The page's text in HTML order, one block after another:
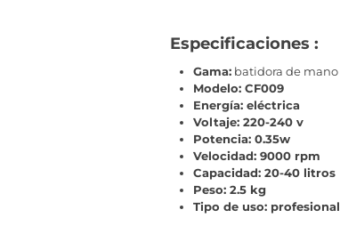
Especificaciones :
Gama: batidora de mano
Modelo: CF009
Energía: eléctrica
Voltaje: 220-240 v
Potencia: 0.35w
Velocidad: 9000 rpm
Capacidad: 20-40 litros
Peso: 2.5 kg
Tipo de uso: profesional